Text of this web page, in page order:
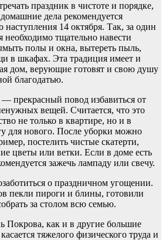
праздник в чистоте и порядке,
дела рекомендуется
наступления 14 октября. Так, за один
необходимо тщательно навести
полы и окна, вытереть пыль,
в шкафах. Эта традиция имеет и
дом, верующие готовят и свою душу
благодатью.
прекрасный повод избавиться от
вещей. Считается, что это
не только в квартире, но и в
для нового. После уборки можно
постелить чистые скатерти,
цветы или ветки. Если в доме есть
зажечь лампаду или свечу.
о праздничном угощении.
пекли пироги и блины, готовили
за столом всю семью.
Покрова, как и в другие большие
тяжелого физического труда и